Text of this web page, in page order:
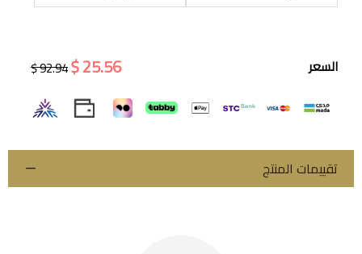
اسحب و افلت الملف هنا
السعر 25.56 $
92.94 $
تقييمات المنتج